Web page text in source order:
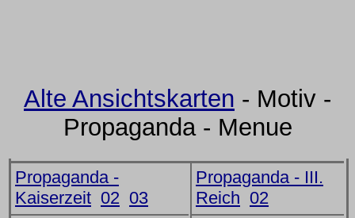
Alte Ansichtskarten - Motiv -
Propaganda - Menue
Propaganda -
Kaiserzeit 02 03
Propaganda - III.
Reich 02